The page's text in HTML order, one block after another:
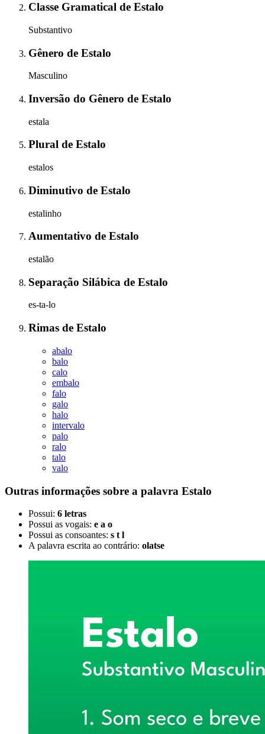
Classe Gramatical de Estalo
Substantivo
Gênero de Estalo
Masculino
Inversão do Gênero de Estalo
estala
Plural de Estalo
estalos
Diminutivo de Estalo
estalinho
Aumentativo de Estalo
estalão
Separação Silábica de Estalo
es-ta-lo
Rimas de Estalo
abalo
balo
calo
embalo
falo
galo
halo
intervalo
palo
ralo
talo
valo
Outras informações sobre a palavra Estalo
Possui: 6 letras
Possui as vogais: e a o
Possui as consoantes: s t l
A palavra escrita ao contrário: olatse